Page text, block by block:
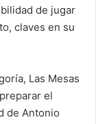
de jugar
claves en su
Las Mesas
el
de Antonio